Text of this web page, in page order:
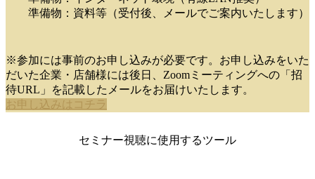
準備物：資料等（受付後、メールでご案内いたします）
※参加には事前のお申し込みが必要です。お申し込みをいた
だいた企業・店舗様には後日、Zoomミーティングへの「招
待URL」を記載したメールをお届けいたします。
お申し込みはコチラ
セミナー視聴に使用するツール